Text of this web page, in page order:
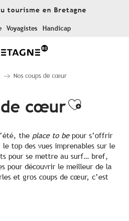
tourisme en Bretagne
Voyagistes Handicap
Nos coups de cœur
de cœur
the place to be pour s’offrir
top des vues imprenables sur le
pour se mettre au surf… bref,
pour découvrir le meilleur de la
et gros coups de cœur, c’est